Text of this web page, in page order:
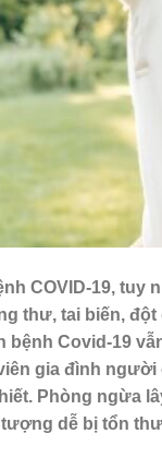
COVID-19, tuy
thư, tai biến,
Covid-19
gia đình
Phòng ngừa
dễ bị tổn